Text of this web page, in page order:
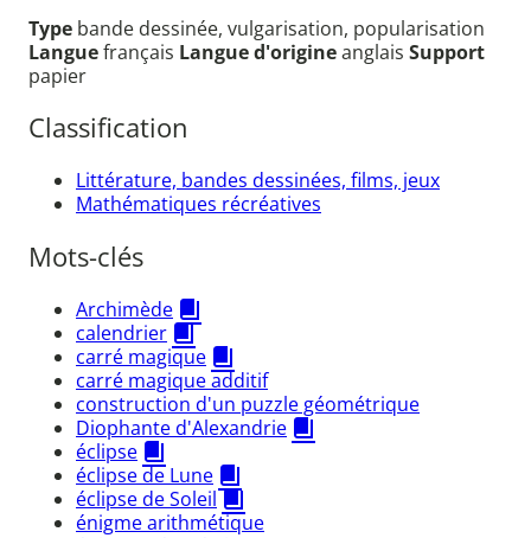
Type bande dessinée, vulgarisation, popularisation
Languefrançais Langue d'origineanglais Support
papier
Classification
Littérature, bandes dessinées, films, jeux
Mathématiques récréatives
Mots-clés
Archimède
calendrier
carré magique
carré magique additif
construction d'un puzzle géométrique
Diophante d'Alexandrie
éclipse
éclipse de Lune
éclipse de Soleil
énigme arithmétique